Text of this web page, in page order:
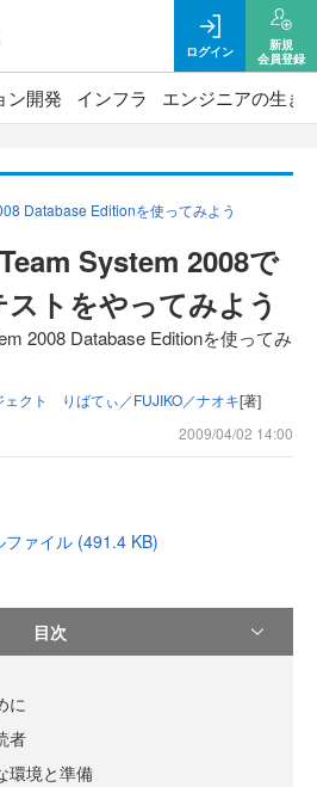
ログイン
新規
会員登録
ン開発 インフラ エンジニアの生き
Database Editionを使ってみよう
System 2008で
トをやってみよう
2008 Database Editionを使ってみ
ェクト りばてぃ／FUJIKO／ナオキ[著]
2009/04/02 14:00
ファイル (491.4 KB)
目次
に
者
環境と準備